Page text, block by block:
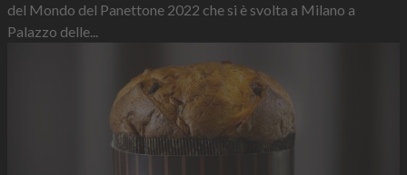
del Mondo del Panettone 2022 che si è svolta a Milano a
Palazzo delle...